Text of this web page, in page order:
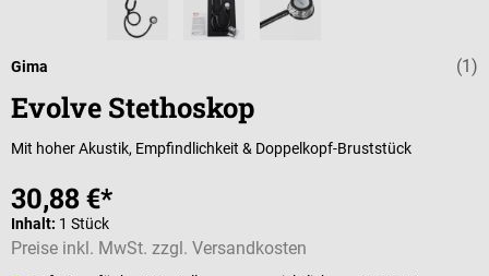
(1)
Gima
Evolve Stethoskop
Mit hoher Akustik, Empfindlichkeit & Doppelkopf-Bruststück
30,88 €*
Inhalt: 1 Stück
Preise inkl. MwSt. zzgl. Versandkosten